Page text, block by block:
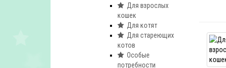
Для взрослых
кошек
Для котят
Для стареющих
котов
Особые
потребности